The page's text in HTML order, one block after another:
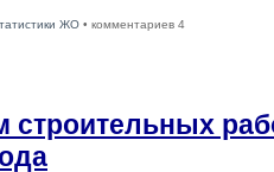
ЖО • комментариев 4
строительных